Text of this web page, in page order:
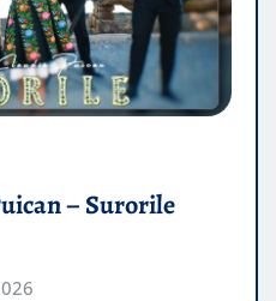
– Surorile